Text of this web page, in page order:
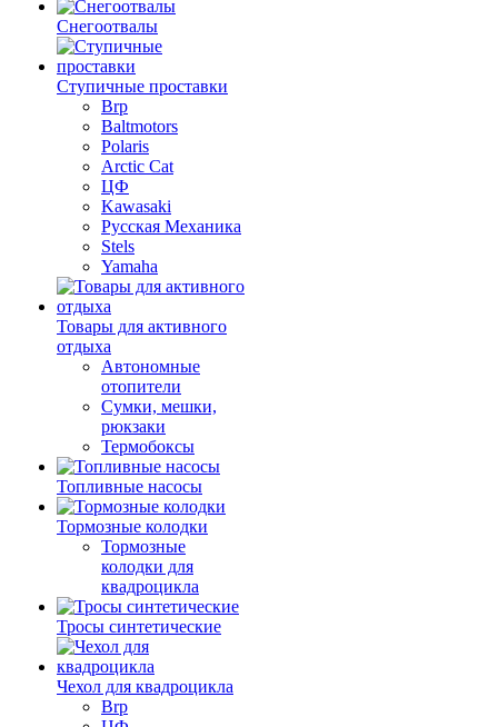
Снегоотвалы
Ступичные проставки
Brp
Baltmotors
Polaris
Arctic Cat
ЦФ
Kawasaki
Русская Механика
Stels
Yamaha
Товары для активного
отдыха
Автономные
отопители
Сумки, мешки,
рюкзаки
Термобоксы
Топливные насосы
Тормозные колодки
Тормозные
колодки для
квадроцикла
Тросы синтетические
Чехол для квадроцикла
Brp